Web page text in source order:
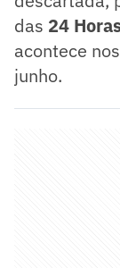
das 24
acontece
junho.